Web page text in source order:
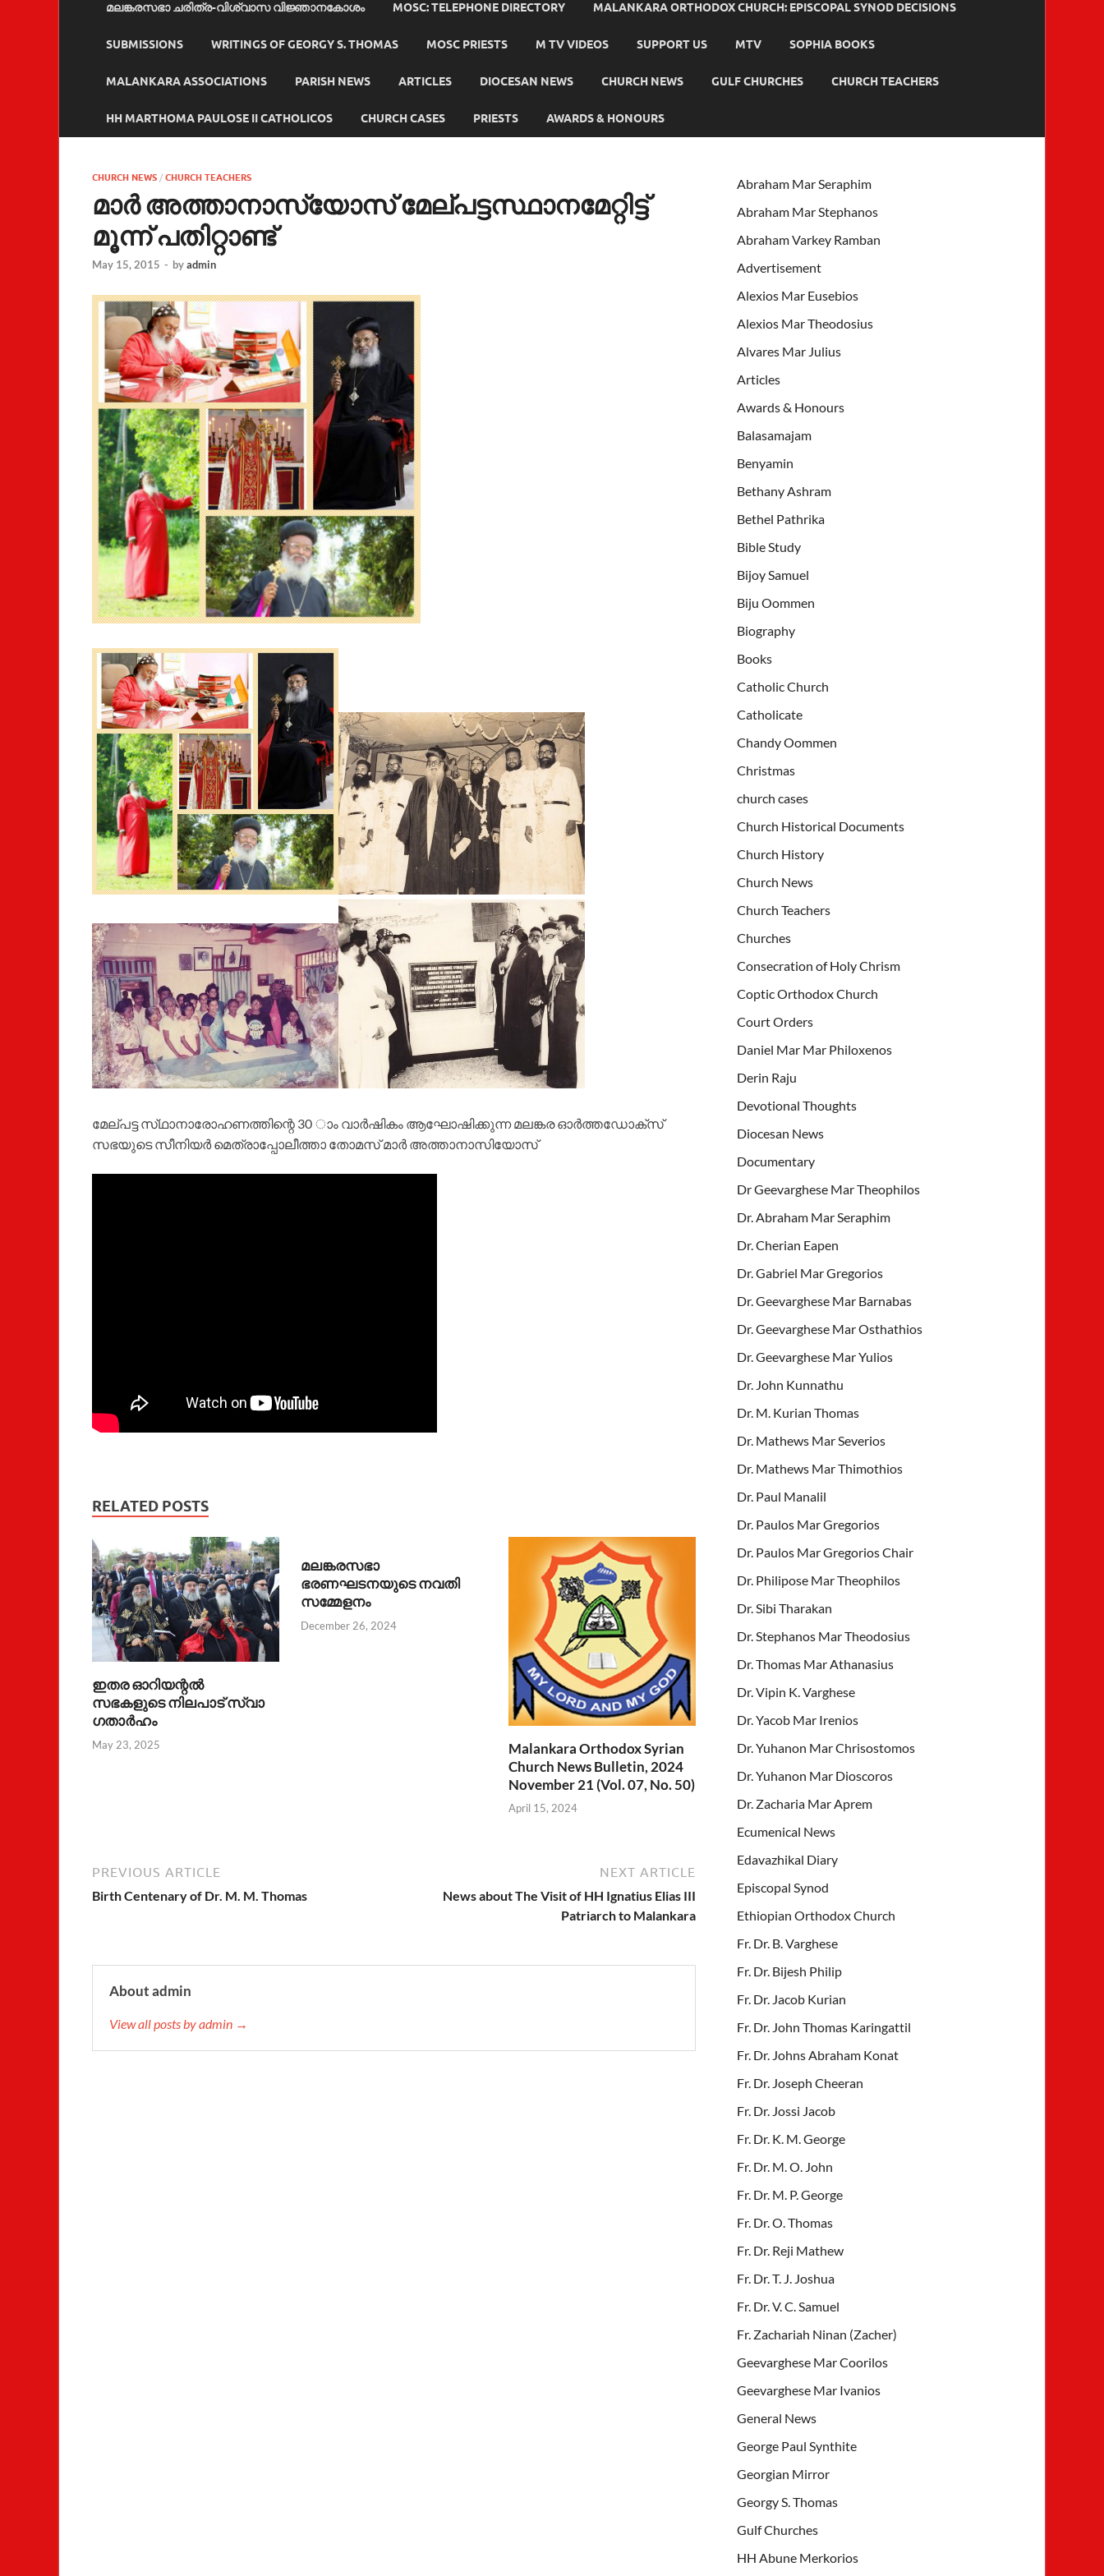
മലങ്കരസഭാ ചരിത്ര-വിശ്വാസ വിജ്ഞാനകോശം MOSC: TELEPHONE DIRECTORY MALANKARA ORTHODOX CHURCH: EPISCOPAL SYNOD DECISIONS
SUBMISSIONS WRITINGS OF GEORGY S. THOMAS MOSC PRIESTS M TV VIDEOS SUPPORT US MTV SOPHIA BOOKS
MALANKARA ASSOCIATIONS PARISH NEWS ARTICLES DIOCESAN NEWS CHURCH NEWS GULF CHURCHES CHURCH TEACHERS
HH MARTHOMA PAULOSE II CATHOLICOS CHURCH CASES PRIESTS AWARDS & HONOURS
CHURCH NEWS / CHURCH TEACHERS
മാര്‍ അത്താനാസ്യോസ് മേല്പട്ടസ്ഥാനമേറ്റിട്ട്
മൂന്ന് പതിറ്റാണ്ട്
May 15, 2015 - byadmin
മേല്‌പട്ട സ്‌ഥാനാരോഹണത്തിന്റെ 30 ാം വാർഷികം ആഘോഷിക്കുന്ന മലങ്കര ഓർത്തഡോക്‌സ്‌
സഭയുടെ സീനിയർ മെത്രാപ്പോലീത്താ തോമസ്‌ മാർ അത്താനാസിയോസ്‌
RELATED POSTS
ഇതര ഓറിയന്റൽ
സഭകളുടെ നിലപാട് സ്വാ​
ഗതാർഹം
May 23, 2025
മലങ്കരസഭാ
ഭരണഘടനയുടെ നവതി
സമ്മേളനം
December 26, 2024
Malankara Orthodox Syrian
Church News Bulletin, 2024
November 21 (Vol. 07, No. 50)
April 15, 2024
PREVIOUS ARTICLE
Birth Centenary of Dr. M. M. Thomas
NEXT ARTICLE
News about The Visit of HH Ignatius Elias III
Patriarch to Malankara
About admin
View all posts by admin →
Abraham Mar Seraphim
Abraham Mar Stephanos
Abraham Varkey Ramban
Advertisement
Alexios Mar Eusebios
Alexios Mar Theodosius
Alvares Mar Julius
Articles
Awards & Honours
Balasamajam
Benyamin
Bethany Ashram
Bethel Pathrika
Bible Study
Bijoy Samuel
Biju Oommen
Biography
Books
Catholic Church
Catholicate
Chandy Oommen
Christmas
church cases
Church Historical Documents
Church History
Church News
Church Teachers
Churches
Consecration of Holy Chrism
Coptic Orthodox Church
Court Orders
Daniel Mar Mar Philoxenos
Derin Raju
Devotional Thoughts
Diocesan News
Documentary
Dr Geevarghese Mar Theophilos
Dr. Abraham Mar Seraphim
Dr. Cherian Eapen
Dr. Gabriel Mar Gregorios
Dr. Geevarghese Mar Barnabas
Dr. Geevarghese Mar Osthathios
Dr. Geevarghese Mar Yulios
Dr. John Kunnathu
Dr. M. Kurian Thomas
Dr. Mathews Mar Severios
Dr. Mathews Mar Thimothios
Dr. Paul Manalil
Dr. Paulos Mar Gregorios
Dr. Paulos Mar Gregorios Chair
Dr. Philipose Mar Theophilos
Dr. Sibi Tharakan
Dr. Stephanos Mar Theodosius
Dr. Thomas Mar Athanasius
Dr. Vipin K. Varghese
Dr. Yacob Mar Irenios
Dr. Yuhanon Mar Chrisostomos
Dr. Yuhanon Mar Dioscoros
Dr. Zacharia Mar Aprem
Ecumenical News
Edavazhikal Diary
Episcopal Synod
Ethiopian Orthodox Church
Fr. Dr. B. Varghese
Fr. Dr. Bijesh Philip
Fr. Dr. Jacob Kurian
Fr. Dr. John Thomas Karingattil
Fr. Dr. Johns Abraham Konat
Fr. Dr. Joseph Cheeran
Fr. Dr. Jossi Jacob
Fr. Dr. K. M. George
Fr. Dr. M. O. John
Fr. Dr. M. P. George
Fr. Dr. O. Thomas
Fr. Dr. Reji Mathew
Fr. Dr. T. J. Joshua
Fr. Dr. V. C. Samuel
Fr. Zachariah Ninan (Zacher)
Geevarghese Mar Coorilos
Geevarghese Mar Ivanios
General News
George Paul Synthite
Georgian Mirror
Georgy S. Thomas
Gulf Churches
HH Abune Merkorios